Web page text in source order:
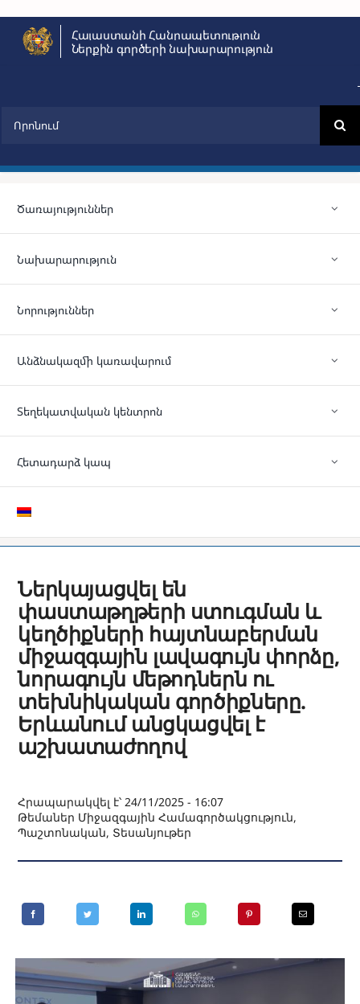
content
Հայաստանի Հանրապետություն
Ներքին գործերի նախարարություն
Ծառայություններ
Նախարարություն
Նորություններ
Անձնակազմի կառավարում
Տեղեկատվական կենտրոն
Հետադարձ կապ
Ներկայացվել են
փաստաթղթերի ստուգման և
կեղծիքների հայտնաբերման
միջազգային լավագույն փորձը,
նորագույն մեթոդներն ու
տեխնիկական գործիքները.
Երևանում անցկացվել է
աշխատաժողով
Հրապարակվել է՝ 24/11/2025 - 16:07
Թեմաներ Միջազգային Համագործակցություն,
Պաշտոնական, Տեսանյութեր